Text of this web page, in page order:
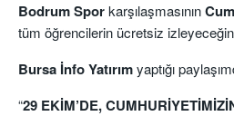
Bodrum Sporkarşılaşmasının
tüm öğrencilerin ücretsiz
Bursa İnfo Yatırımyaptığı
“29 EKİM’DE,